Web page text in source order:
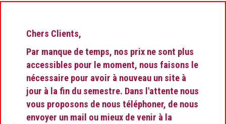
Chers Clients,
Par manque de temps, nos prix ne sont plus
accessibles pour le moment, nous faisons le
nécessaire pour avoir à nouveau un site à
jour à la fin du semestre. Dans l'attente nous
vous proposons de nous téléphoner, de nous
envoyer un mail ou mieux de venir à la